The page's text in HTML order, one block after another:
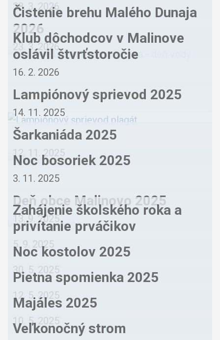
28. 3. 2026
Čistenie brehu Malého Dunaja
2026
23. 3. 2026
Klub dôchodcov v Malinove
oslávil štvrťstoročie
16. 2. 2026
Lampiónový sprievod 2025
14. 11. 2025
Šarkaniáda 2025
12. 11. 2025
Noc bosoriek 2025
3. 11. 2025
Deň obce Malinovo 2025
13. 9. 2025
Zahájenie školského roka a
privítanie prváčikov
5. 9. 2025
Noc kostolov 2025
30. 5. 2025
Pietna spomienka 2025
12. 5. 2025
Majáles 2025
10. 5. 2025
Veľkonočný strom